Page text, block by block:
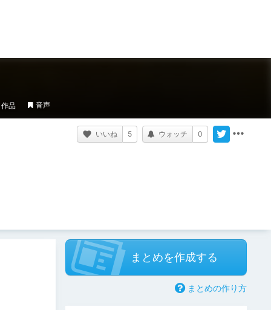
作品 音声
いいね 5 ウォッチ 0
まとめを作成する
まとめの作り方